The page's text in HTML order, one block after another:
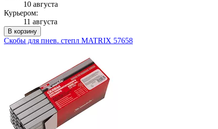
10 августа
Курьером:
11 августа
В корзину
Скобы для пнев. степл MATRIX 57658